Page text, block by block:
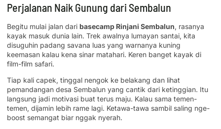
Perjalanan Naik Gunung dari Sembalun
Begitu mulai jalan dari basecamp Rinjani Sembalun, rasanya
kayak masuk dunia lain. Trek awalnya lumayan santai, kita
disuguhin padang savana luas yang warnanya kuning
keemasan kalau kena sinar matahari. Keren banget kayak di
film-film safari.
Tiap kali capek, tinggal nengok ke belakang dan lihat
pemandangan desa Sembalun yang cantik dari ketinggian. Itu
langsung jadi motivasi buat terus maju. Kalau sama temen-
temen, dijamin lebih rame lagi. Ketawa-tawa sambil saling nge-
boost semangat biar nggak nyerah.